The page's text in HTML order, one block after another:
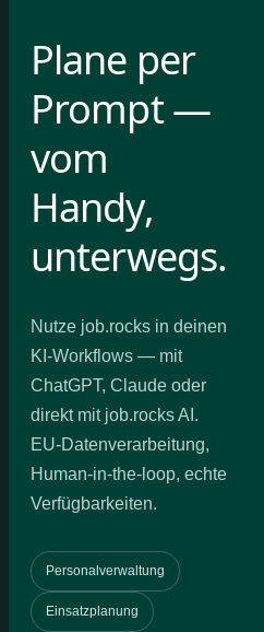
Plane per
Prompt —
vom
Handy,
unterwegs.
Nutze job.rocks in deinen
KI-Workflows — mit
ChatGPT, Claude oder
direkt mit job.rocks AI.
EU-Datenverarbeitung,
Human-in-the-loop, echte
Verfügbarkeiten.
Personalverwaltung
Einsatzplanung